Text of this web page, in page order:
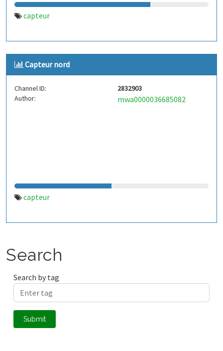
capteur
Capteur nord
Channel ID:
2832903
Author:
mwa0000036685082
capteur
Search
Search by tag
Submit